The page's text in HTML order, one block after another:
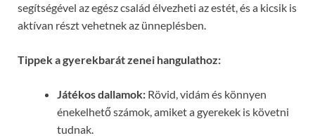
segítségével az egész család élvezheti az estét, és a kicsik is
aktívan részt vehetnek az ünneplésben.
Tippek a gyerekbarát zenei hangulathoz:
Játékos dallamok: Rövid, vidám és könnyen
énekelhető számok, amiket a gyerekek is követni
tudnak.